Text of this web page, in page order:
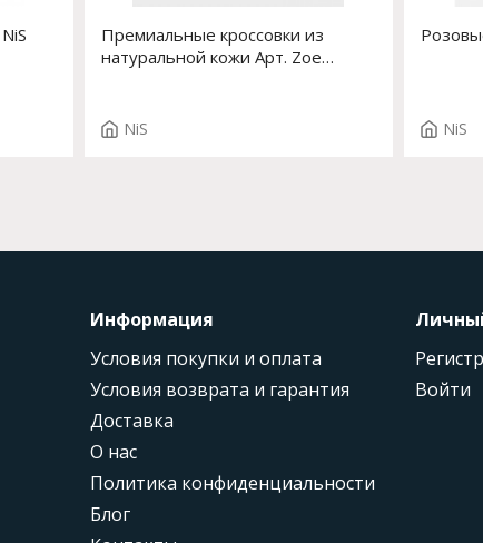
Премиальные кроссовки из
натуральной кожи Арт. Zoe
NiS NiS
Информация
Условия покупки и оплата
Условия возврата и гарантия
Доставка
О нас
Политика конфиденциальности
Блог
Войти